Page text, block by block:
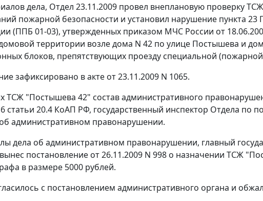
дела, Отдел 23.11.2009 провел внеплановую проверку
пожарной безопасности и установил нарушение пункта 23
(ППБ 01-03), утвержденных приказом МЧС России от
территории возле дома N 42 по улице Постышева и
блоков, препятствующих проезду специальной
зафиксировано в акте от 23.11.2009 N 1065.
ТСЖ "Постышева 42" состав административного
статьи 20.4 КоАП РФ, государственный инспектор Отдела по
об административном правонарушении.
дела об административном правонарушении, главный
постановление от 26.11.2009 N 998 о назначении ТСЖ
в размере 5000 рублей.
с постановлением административного органа и